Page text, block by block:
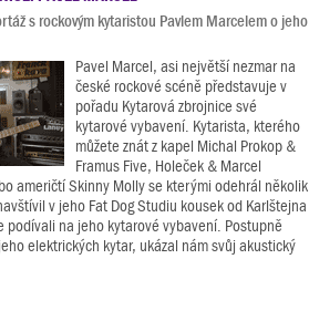
s rockovým kytaristou Pavlem Marcelem o jeho
Pavel Marcel, asi největší nezmar na
české rockové scéně představuje v
pořadu Kytarová zbrojnice své
kytarové vybavení. Kytarista, kterého
můžete znát z kapel Michal Prokop &
Framus Five, Holeček & Marcel
američtí Skinny Molly se kterými odehrál několik
v jeho Fat Dog Studiu kousek od Karlštejna
podívali na jeho kytarové vybavení. Postupně
elektrických kytar, ukázal nám svůj akustický